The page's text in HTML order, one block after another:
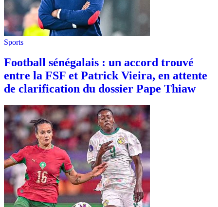
Sports
Football sénégalais : un accord trouvé
entre la FSF et Patrick Vieira, en attente
de clarification du dossier Pape Thiaw